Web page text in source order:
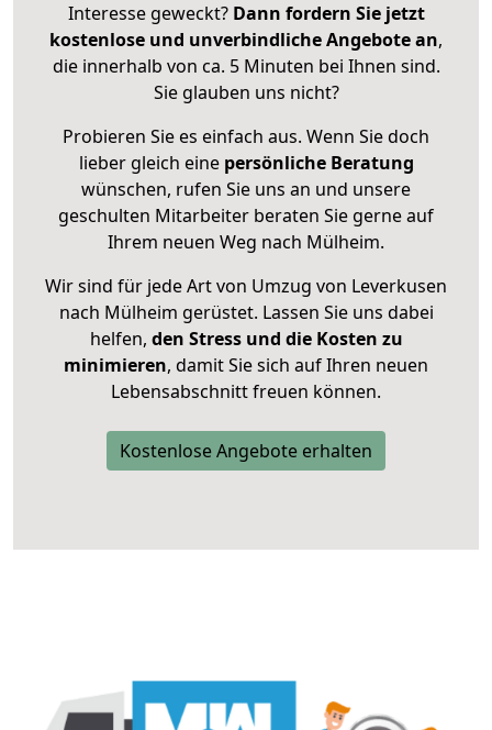
Interesse geweckt? Dann fordern Sie jetzt
kostenlose und unverbindliche Angebote an,
die innerhalb von ca. 5 Minuten bei Ihnen sind.
Sie glauben uns nicht?
Probieren Sie es einfach aus. Wenn Sie doch
lieber gleich eine persönliche Beratung
wünschen, rufen Sie uns an und unsere
geschulten Mitarbeiter beraten Sie gerne auf
Ihrem neuen Weg nach Mülheim.
Wir sind für jede Art von Umzug von Leverkusen
nach Mülheim gerüstet. Lassen Sie uns dabei
helfen, den Stress und die Kosten zu
minimieren, damit Sie sich auf Ihren neuen
Lebensabschnitt freuen können.
Kostenlose Angebote erhalten